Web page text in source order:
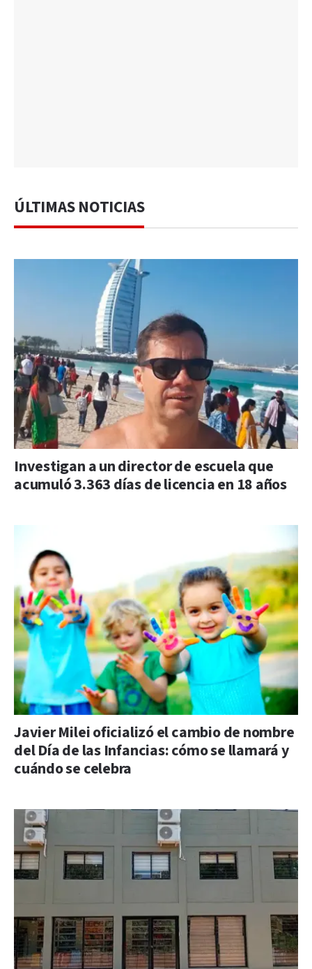
ÚLTIMAS NOTICIAS
Investigan a un director de escuela que
acumuló 3.363 días de licencia en 18 años
Javier Milei oficializó el cambio de nombre
del Día de las Infancias: cómo se llamará y
cuándo se celebra